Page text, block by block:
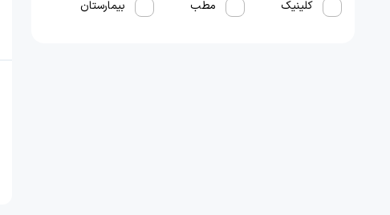
کلینیک
مطب بیمارستان